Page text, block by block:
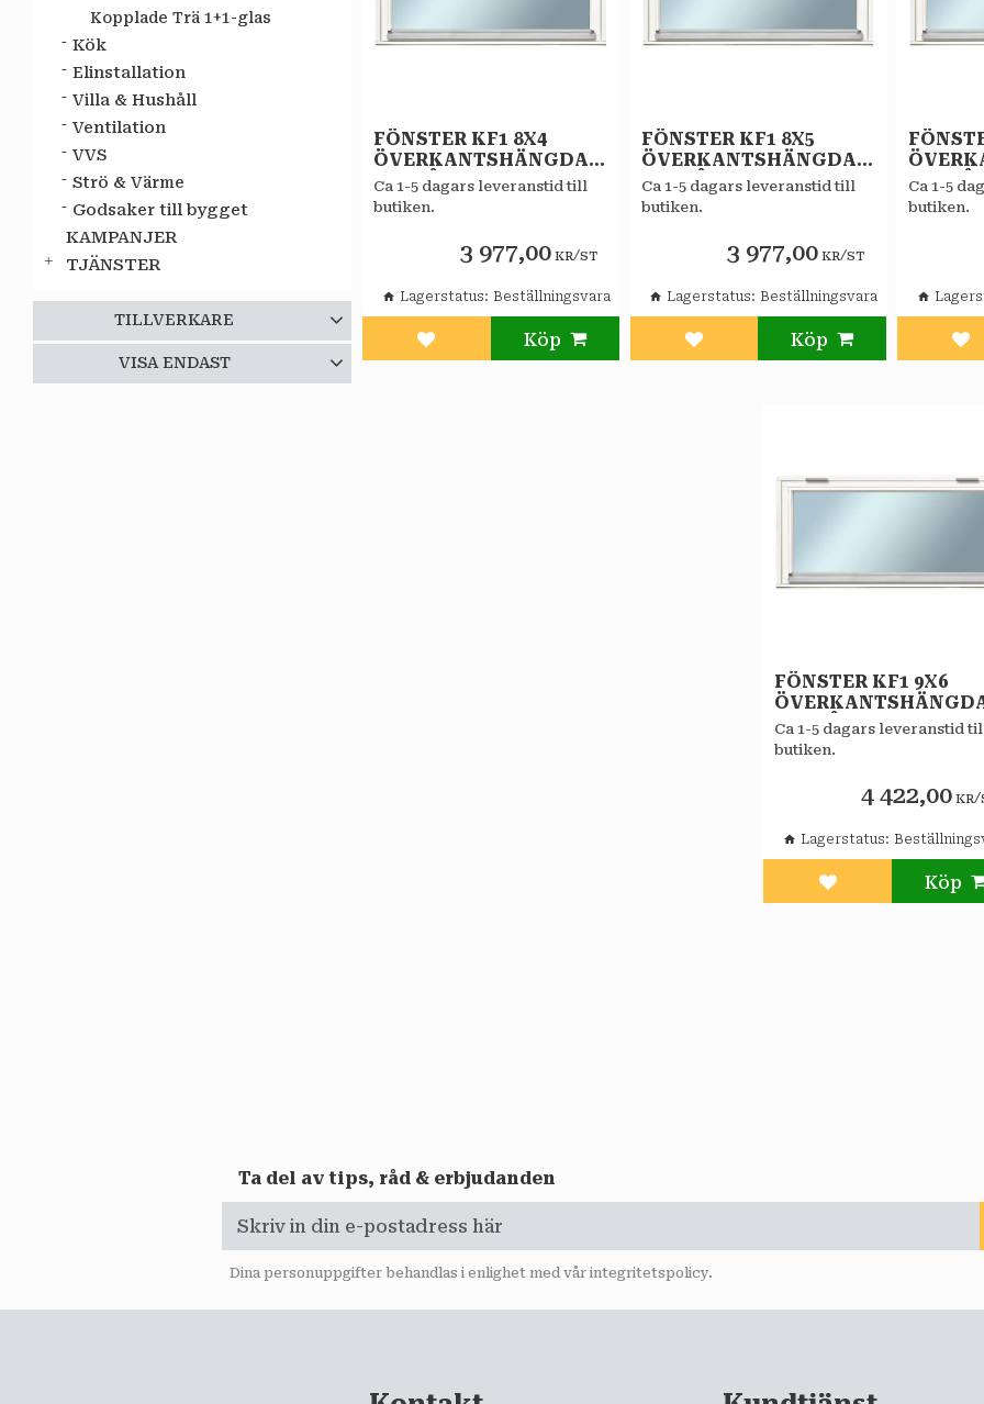
TILLVERKARE
Star Center 9
VISA ENDAST
Kopplade Trä 1+1-glas
Kök
Elinstallation
Villa & Hushåll
Ventilation
VVS
Strö & Värme
Godsaker till bygget
KAMPANJER
TJÄNSTER
FÖNSTER KF1 8X4
ÖVERKANTSHÄNGDA
VITMÅLAT STAR
ALLMOGE 2-GLAS
Ca 1-5 dagars leveranstid till
butiken.
3 977,00KR/ST
Lägg till i favoriter
Lagerstatus Beställningsvara
FÖNSTER KF1 8X5
ÖVERKANTSHÄNGDA
VITMÅLAT STAR
ALLMOGE 2-GLAS
Ca 1-5 dagars leveranstid till
butiken.
3 977,00 KR/ST
Lägg till i favoriter
Lagerstatus Beställningsvara
Ca 1-5
butiken.
FÖNSTER KF1 9X6
VITMÅLAT ALLMOGE
GLAS KOPPLAT
Ca 1-5 dagars leveranstid
butiken.
4 422,00KR/
Lägg till i
Lagerstatus
Ta del av tips, råd & erbjudanden
Dina personuppgifter behandlas i enlighet med vår integritetspolicy.